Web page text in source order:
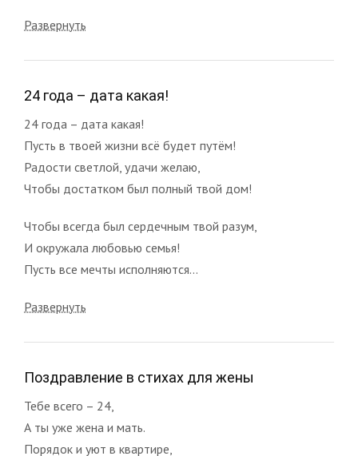
Развернуть
24 года – дата какая!
24 года – дата какая!
Пусть в твоей жизни всё будет путём!
Радости светлой, удачи желаю,
Чтобы достатком был полный твой дом!
Чтобы всегда был сердечным твой разум,
И окружала любовью семья!
Пусть все мечты исполняются...
Развернуть
Поздравление в стихах для жены
Тебе всего – 24,
А ты уже жена и мать.
Порядок и уют в квартире,